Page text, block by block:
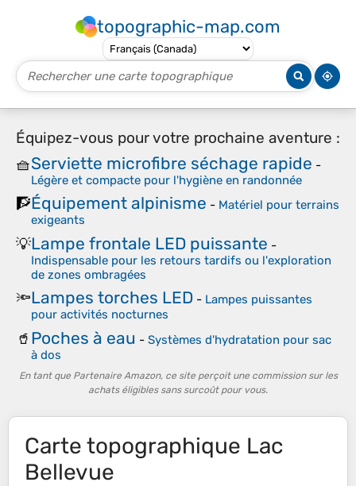
topographic-map.com
Équipez-vous pour votre prochaine aventure :
🧺Serviette microfibre séchage rapide -
Légère et compacte pour l'hygiène en randonnée
🧗Équipement alpinisme - Matériel pour terrains
exigeants
💡Lampe frontale LED puissante -
Indispensable pour les retours tardifs ou l'exploration
de zones ombragées
🔦Lampes torches LED - Lampes puissantes
pour activités nocturnes
🥤 Poches à eau - Systèmes d'hydratation pour sac
à dos
En tant que Partenaire Amazon, ce site perçoit une commission sur les
achats éligibles sans surcoût pour vous.
Carte topographique Lac
Bellevue